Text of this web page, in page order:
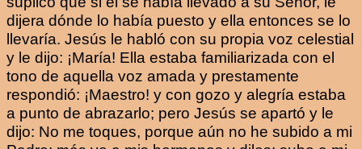
dijera dónde lo había puesto y ella entonces se lo
llevaría. Jesús le habló con su propia voz celestial
y le dijo: ¡María! Ella estaba familiarizada con el
tono de aquella voz amada y prestamente
respondió: ¡Maestro! y con gozo y alegría estaba
a punto de abrazarlo; pero Jesús se apartó y le
dijo: No me toques, porque aún no he subido a mi